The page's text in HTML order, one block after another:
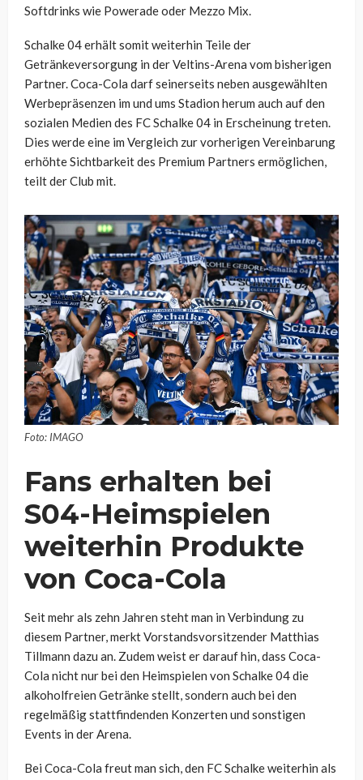
Softdrinks wie Powerade oder Mezzo Mix.
Schalke 04 erhält somit weiterhin Teile der
Getränkeversorgung in der Veltins-Arena vom bisherigen
Partner. Coca-Cola darf seinerseits neben ausgewählten
Werbepräsenzen im und ums Stadion herum auch auf den
sozialen Medien des FC Schalke 04 in Erscheinung treten.
Dies werde eine im Vergleich zur vorherigen Vereinbarung
erhöhte Sichtbarkeit des Premium Partners ermöglichen,
teilt der Club mit.
Foto: IMAGO
Fans erhalten bei
S04-Heimspielen
weiterhin Produkte
von Coca-Cola
Seit mehr als zehn Jahren steht man in Verbindung zu
diesem Partner, merkt Vorstandsvorsitzender Matthias
Tillmann dazu an. Zudem weist er darauf hin, dass Coca-
Cola nicht nur bei den Heimspielen von Schalke 04 die
alkoholfreien Getränke stellt, sondern auch bei den
regelmäßig stattfindenden Konzerten und sonstigen
Events in der Arena.
Bei Coca-Cola freut man sich, den FC Schalke weiterhin als